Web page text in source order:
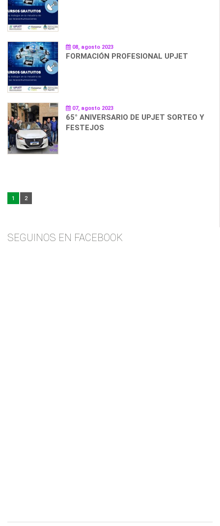
08, agosto 2023
FORMACIÓN PROFESIONAL UPJET
07, agosto 2023
65° ANIVERSARIO DE UPJET SORTEO Y
FESTEJOS
1 2
SEGUINOS EN FACEBOOK